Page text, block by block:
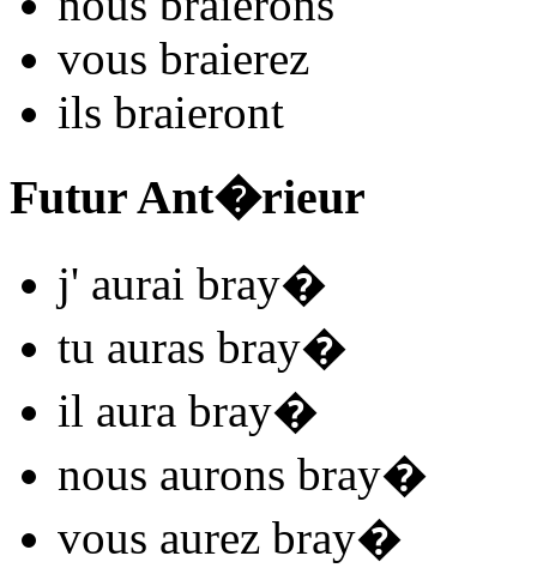
vous braierez
ils braieront
Futur Ant�rieur
j' aurai bray�
tu auras bray�
il aura bray�
nous aurons bray�
vous aurez bray�